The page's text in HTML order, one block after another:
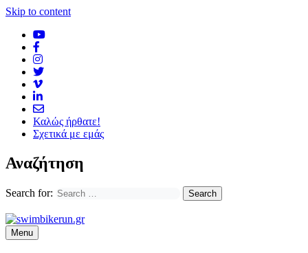
Skip to content
Καλώς ήρθατε!
Σχετικά με εμάς
Αναζήτηση
Search for:
Menu